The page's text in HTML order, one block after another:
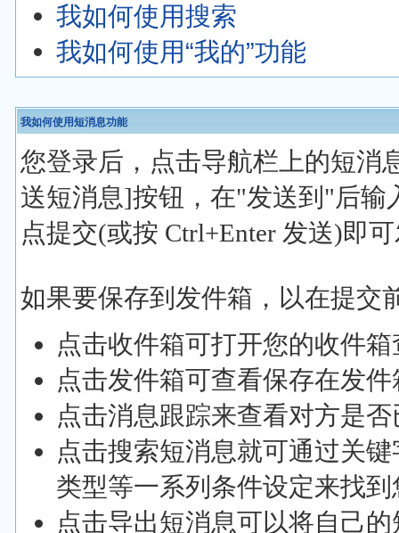
我如何使用搜索
我如何使用“我的”功能
我如何使用短消息功能
您登录后，点击导航栏上的短消
送短消息]按钮，在"发送到"后输
点提交(或按 Ctrl+Enter 发送)即
如果要保存到发件箱，以在提交
点击收件箱可打开您的收件
点击发件箱可查看保存在发
点击消息跟踪来查看对方是
点击搜索短消息就可通过关
类型等一系列条件设定来找
点击导出短消息可以将自己